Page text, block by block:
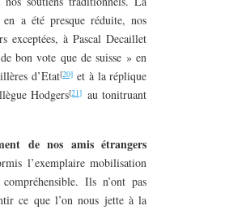
en a été presque réduite, nos
exceptées, à Pascal Decaillet
bon vote que de suisse » en
d’Etat[20] et à la réplique
Hodgers[21] au tonitruant
de nos amis étrangers
l’exemplaire mobilisation
Ils n’ont pas
ce que l’on nous jette à la